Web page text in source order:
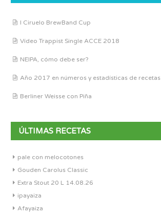
I Ciruelo BrewBand Cup
Vídeo Trappist Single ACCE 2018
NEIPA, cómo debe ser?
Año 2017 en números y estadísticas de recetas
Berliner Weisse con Piña
ÚLTIMAS RECETAS
pale con melocotones
Gouden Carolus Classic
Extra Stout 20 L 14.08.26
ipayaiza
Afayaiza